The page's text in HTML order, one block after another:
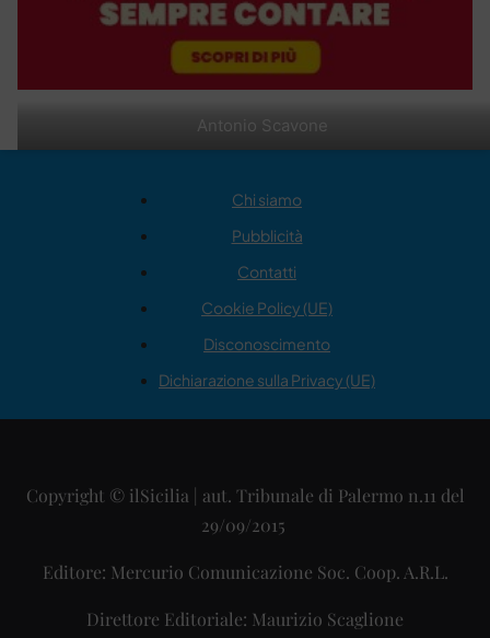
Antonio Scavone
Chi siamo
Pubblicità
Contatti
Cookie Policy (UE)
Disconoscimento
Dichiarazione sulla Privacy (UE)
Copyright © ilSicilia | aut. Tribunale di Palermo n.11 del
29/09/2015
Editore: Mercurio Comunicazione Soc. Coop. A.R.L.
Direttore Editoriale: Maurizio Scaglione